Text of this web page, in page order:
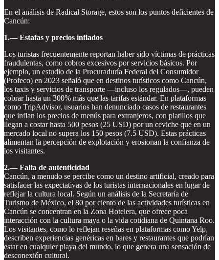
En el análisis de Radical Storage, estos son los puntos deficientes de
Cancún:
1.— Estafas y precios inflados
Los turistas frecuentemente reportan haber sido víctimas de prácticas
fraudulentas, como cobros excesivos por servicios básicos. Por
ejemplo, un estudio de la Procuraduría Federal del Consumidor
(Profeco) en 2023 señaló que en destinos turísticos como Cancún,
los taxis y servicios de transporte —incluso los regulados—, pueden
cobrar hasta un 300% más que las tarifas estándar. En plataformas
como TripAdvisor, usuarios han denunciado casos de restaurantes
que inflan los precios de menús para extranjeros, con platillos que
llegan a costar hasta 500 pesos (25 USD) por un ceviche que en un
mercado local no supera los 150 pesos (7.5 USD). Estas prácticas
alimentan la percepción de explotación y erosionan la confianza de
los visitantes.
2.— Falta de autenticidad
Cancún, a menudo se percibe como un destino artificial, creado para
satisfacer las expectativas de los turistas internacionales en lugar de
reflejar la cultura local. Según un análisis de la Secretaría de
Turismo de México, el 80 por ciento de las actividades turísticas en
Cancún se concentran en la Zona Hotelera, que ofrece poca
interacción con la cultura maya o la vida cotidiana de Quintana Roo.
Los visitantes, como lo reflejan reseñas en plataformas como Yelp,
describen experiencias genéricas en bares y restaurantes que podrían
estar en cualquier playa del mundo, lo que genera una sensación de
desconexión cultural.